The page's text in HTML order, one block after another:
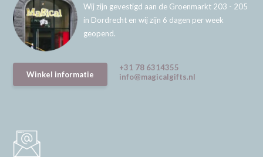
Wij zijn gevestigd aan de Groenmarkt 203 - 205
in Dordrecht en wij zijn 6 dagen per week
geopend.
Winkel informatie
+31 78 6314355
info@magicalgifts.nl